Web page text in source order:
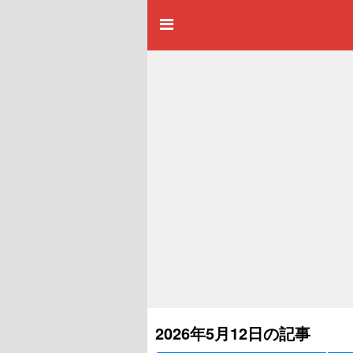
2026年5月12日の記事